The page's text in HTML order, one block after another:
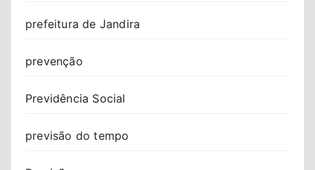
prefeitura de Jandira
prevenção
Previdência Social
previsão do tempo